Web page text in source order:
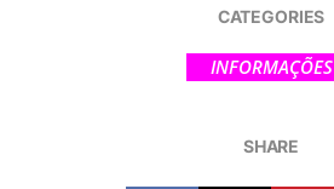
CATEGORIES
INFORMAÇÕES
SHARE